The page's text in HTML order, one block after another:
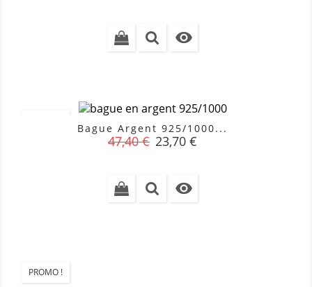

Bague Argent 925/1000...
Prix
47,40 € Prix
23,70 €

PROMO !